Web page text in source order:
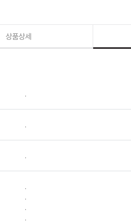
상품상세
.
.
.
.
.
.
.